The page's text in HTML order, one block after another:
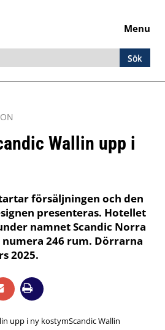
Menu
Wallin upp i
försäljningen och den
presenteras. Hotellet
namnet Scandic Norra
246 rum. Dörrarna
2025.
Scandic Wallin